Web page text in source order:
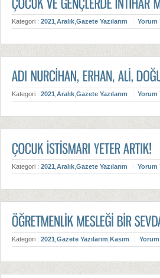
Kategori : 2021,Aralık,Gazete Yazılarım Yorum
Kategori : 2021,Aralık,Gazete Yazılarım Yorum
Kategori : 2021,Aralık,Gazete Yazılarım Yorum
Kategori : 2021,Gazete Yazılarım, Kasım